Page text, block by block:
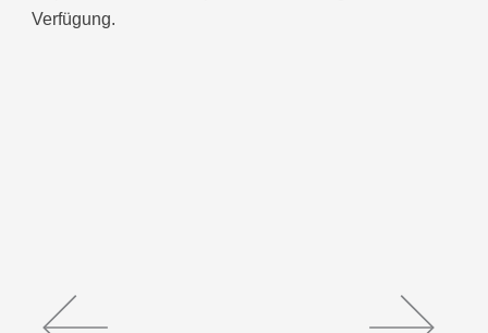
Verfügung.